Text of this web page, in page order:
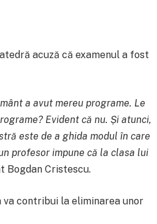
acuză că examenul a fost
a avut mereu programe. Le
Evident că nu. Și atunci,
este de a ghida modul în care
profesor impune că la clasa lui
Bogdan Cristescu.
contribui la eliminarea unor